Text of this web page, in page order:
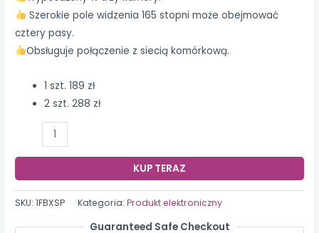
Szerokie pole widzenia 165 stopni może obejmować
cztery pasy.
Obsługuje połączenie z siecią komórkową.
1 szt. 189 zł
2 szt. 288 zł
Rejestrator
z
wbudowanym
KUP TERAZ
SKU:1FBXSP Kategoria:Produkt elektroniczny
Guaranteed Safe Checkout